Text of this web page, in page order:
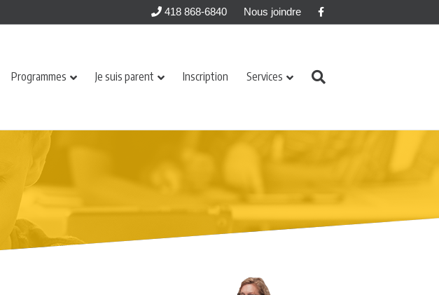
418 868-6840 Nous joindre Facebook
Programmes Je suis parent Inscription Services